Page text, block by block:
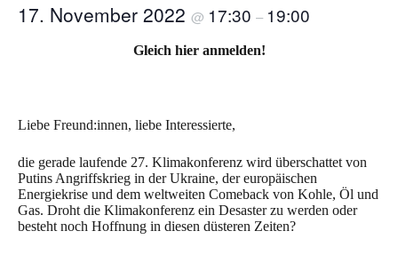
17. November 2022 @ 17:30 – 19:00
Gleich hier anmelden!
Liebe Freund:innen, liebe Interessierte,
die gerade laufende 27. Klimakonferenz wird überschattet von
Putins Angriffskrieg in der Ukraine, der europäischen
Energiekrise und dem weltweiten Comeback von Kohle, Öl und
Gas. Droht die Klimakonferenz ein Desaster zu werden oder
besteht noch Hoffnung in diesen düsteren Zeiten?